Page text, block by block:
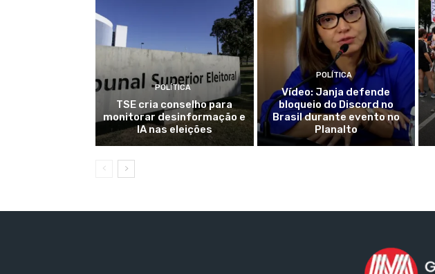
POLÍTICA
TSE cria conselho para
monitorar desinformação e
IA nas eleições
POLÍTICA
Vídeo: Janja defende
bloqueio do Discord no
Brasil durante evento no
Planalto